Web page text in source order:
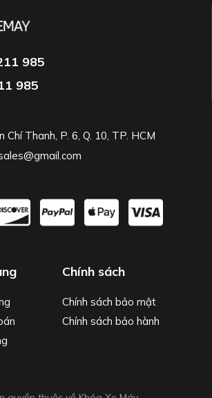
985
985
Chí Thanh, P. 6, Q. 10, TP. HCM
Chính sách
Chính sách bảo mật
Chính sách bảo hành